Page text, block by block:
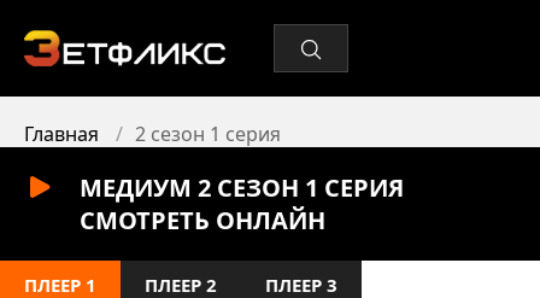
Главная 2 сезон 1 серия
МЕДИУМ 2 СЕЗОН 1 СЕРИЯ
СМОТРЕТЬ ОНЛАЙН
ПЛЕЕР 1 ПЛЕЕР 2 ПЛЕЕР 3